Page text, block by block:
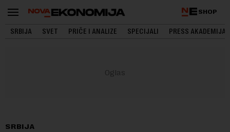
SHOP
SRBIJA SVET PRIČE I ANALIZE SPECIJALI PRESS AKADEMIJA
SRBIJA